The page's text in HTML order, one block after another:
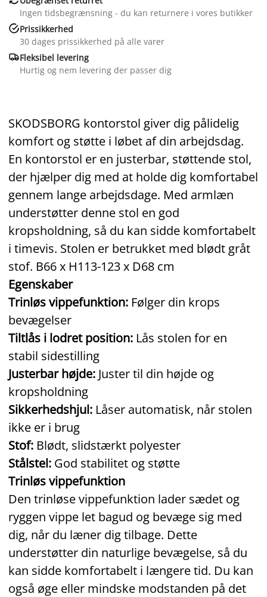
Ingen tidsbegrænsning - du kan returnere i vores butikker
Prissikkerhed
30 dages prissikkerhed på alle varer
Fleksibel levering
Hurtig og nem levering der passer dig
SKODSBORG kontorstol giver dig pålidelig
komfort og støtte i løbet af din arbejdsdag.
En kontorstol er en justerbar, støttende stol,
der hjælper dig med at holde dig komfortabel
gennem lange arbejdsdage. Med armlæn
understøtter denne stol en god
kropsholdning, så du kan sidde komfortabelt
i timevis. Stolen er betrukket med blødt gråt
stof. B66 x H113-123 x D68 cm
Egenskaber
Trinløs vippefunktion: Følger din krops
bevægelser
Tiltlås i lodret position: Lås stolen for en
stabil sidestilling
Justerbar højde: Juster til din højde og
kropsholdning
Sikkerhedshjul: Låser automatisk, når stolen
ikke er i brug
Stof: Blødt, slidstærkt polyester
Stålstel: God stabilitet og støtte
Trinløs vippefunktion
Den trinløse vippefunktion lader sædet og
ryggen vippe let bagud og bevæge sig med
dig, når du læner dig tilbage. Dette
understøtter din naturlige bevægelse, så du
kan sidde komfortabelt i længere tid. Du kan
også øge eller mindske modstanden på det